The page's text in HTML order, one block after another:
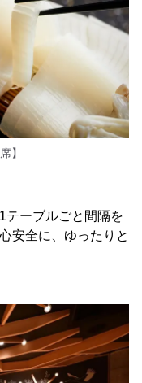
】
テーブルごと間隔を
安全に、ゆったりと